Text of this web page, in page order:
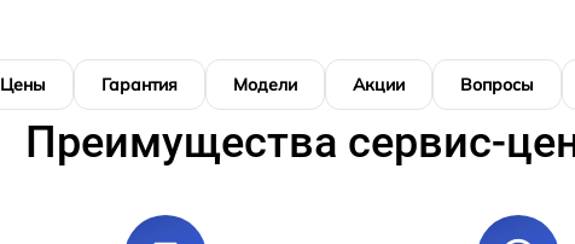
Цены Гарантия Модели Акции Вопросы
Преимущества сервис-